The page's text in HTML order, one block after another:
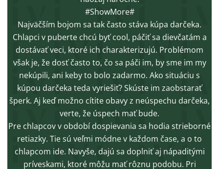
#ShowMore#
Najväčším bojom sa tak často stáva kúpa darčeka.
Chlapci v puberte chcú byť cool, páčiť sa dievčatám a
dostávať veci, ktoré ich charakterizujú. Problémom
však je, že dosť často to, čo sa páči im, by sme im my
nekúpili, ani keby to bolo zadarmo. Ako situáciu s
kúpou darčeka teda vyriešiť? Skúste im zaobstarať
šperk. Aj keď možno cítite obavy z neúspechu darčeka,
verte, že úspech mať bude.
Pre chlapcov v období dospievania sa hodia strieborné
retiazky. Tie sú veľmi módne v každom čase, a o to
chlapcom ide. Navyše, dajú sa doplniť aj nápaditými
príveskami, ktoré môžu mať rôznu podobu. Pri